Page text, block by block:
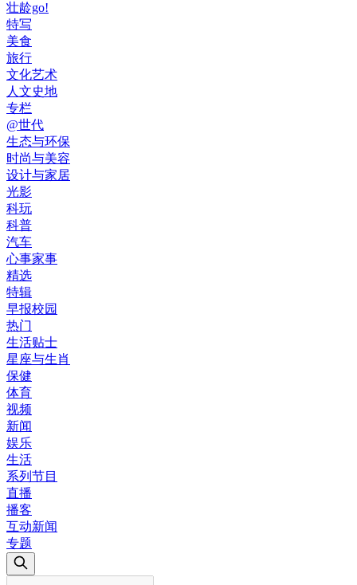
壮龄go!
特写
美食
旅行
文化艺术
人文史地
专栏
@世代
生态与环保
时尚与美容
设计与家居
光影
科玩
科普
汽车
心事家事
精选
特辑
早报校园
热门
生活贴士
星座与生肖
保健
体育
视频
新闻
娱乐
生活
系列节目
直播
播客
互动新闻
专题